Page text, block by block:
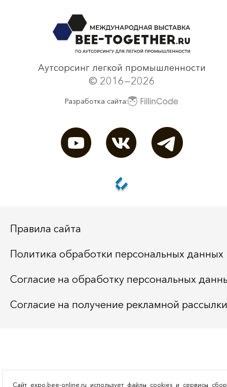
Аутсорсинг легкой промышленности
© 2016—2026
Разработка сайта:
Правила сайта
Политика обработки персональных данных
Согласие на обработку персональных
Согласие на получение рекламной рассылки
Сайт expo.bee-online.ru использует файлы cookies и сервисы